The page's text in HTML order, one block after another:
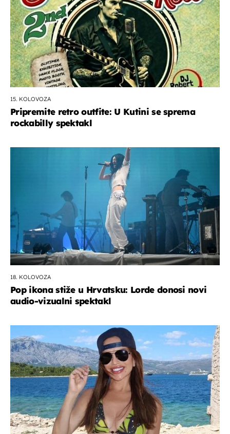
15. KOLOVOZA
Pripremite retro outfite: U Kutini se sprema
rockabilly spektakl
18. KOLOVOZA
Pop ikona stiže u Hrvatsku: Lorde donosi novi
audio-vizualni spektakl